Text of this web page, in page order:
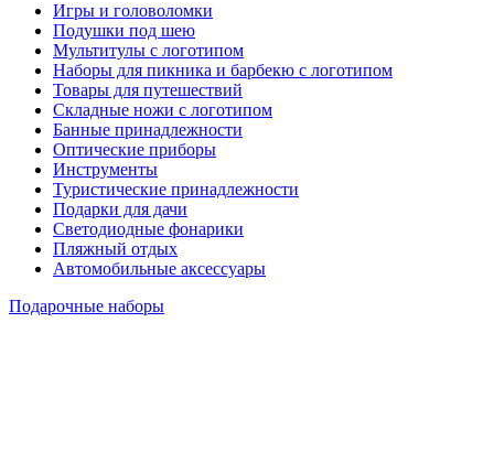
Игры и головоломки
Подушки под шею
Мультитулы с логотипом
Наборы для пикника и барбекю с логотипом
Товары для путешествий
Складные ножи с логотипом
Банные принадлежности
Оптические приборы
Инструменты
Туристические принадлежности
Подарки для дачи
Светодиодные фонарики
Пляжный отдых
Автомобильные аксессуары
Подарочные наборы